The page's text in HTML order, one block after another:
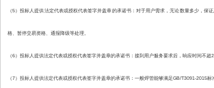
（5）投标人提供法定代表或授权代表签字并盖章的承诺书：对于用户需求，无论数量多少，
格、暂停交易资格、通报降级等处理。
（6）投标人提供法定代表或授权代表签字并盖章的承诺书：接到用户服务要求后，响应时间不超
（7）投标人提供法定代表或授权代表签字并盖章的承诺书：一般焊管能够满足GB/T3091-